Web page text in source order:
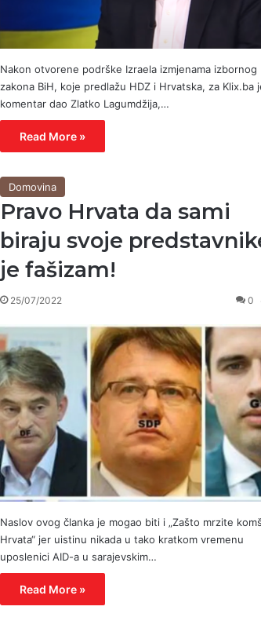
Nakon otvorene podrške Izraela izmjenama izbornog
zakona BiH, koje predlažu HDZ i Hrvatska, za Klix.ba
komentar dao Zlatko Lagumdžija,…
Read More »
Domovina
Pravo Hrvata da sami
biraju svoje
je fašizam!
25/07/2022 0
Naslov ovog članka je mogao biti i „Zašto mrzite
Hrvata“ jer uistinu nikada u tako kratkom vremenu
uposlenici AID-a u sarajevskim…
Read More »